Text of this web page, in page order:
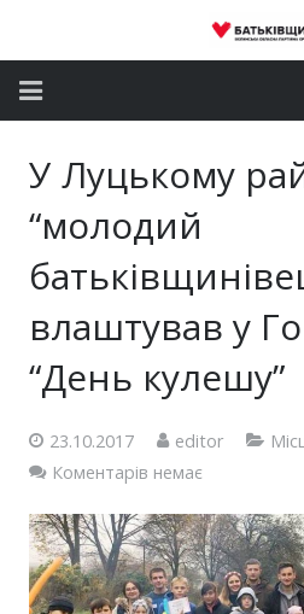
Партія
Депутатський корпус
Громадські приймальні
Контакти
У Луцькому
“молодий
влаштував у
“День кулешу”
23.10.2017 editor
Коментарів немає